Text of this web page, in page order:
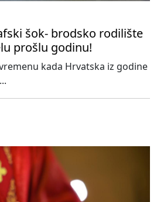
šok- brodsko rodilište
prošlu godinu!
vremenu kada Hrvatska iz godine